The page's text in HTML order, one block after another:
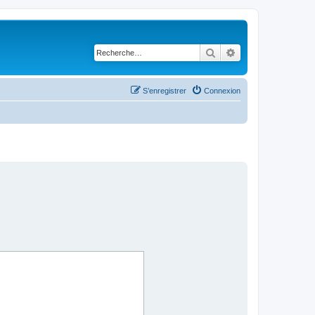
Rechercher
Connexion
S’enregistrer